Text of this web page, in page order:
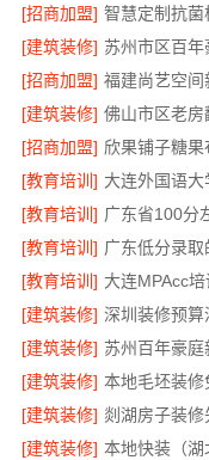
[招商加盟] 智慧定制抗菌
[建筑装修] 苏州市区百
[招商加盟] 福建尚艺空
[建筑装修]
[招商加盟] 欣果铺子糖
[教育培训] 大连外国语
[教育培训]
[教育培训]
[教育培训]
[建筑装修]
[建筑装修] 苏州百年豪
[建筑装修]
[建筑装修]
[建筑装修] 本地快装（